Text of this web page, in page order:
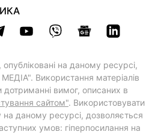
на даному ресурсі,
Використання матеріалів
вимог, описаних в
сайтом". Використовувати
даному ресурсі, дозволяється
умов: гіперпосилання на